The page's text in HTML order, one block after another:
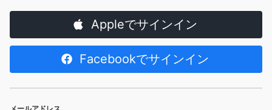
Appleでサインイン
Facebookでサインイン